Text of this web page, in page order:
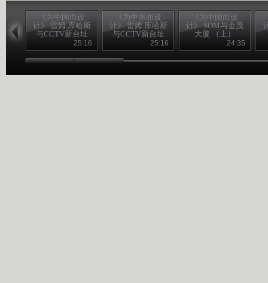
《为中国而设
计》 雷姆.库哈斯
与CCTV新台址
25:16
《为中国而设
计》 雷姆.库哈斯
与CCTV新台址
25:16
《为中国而设
计》 SOM与金茂
大厦 （上）
24:35